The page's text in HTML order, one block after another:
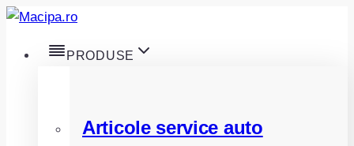
Skip
content
PRODUSE
Articole service auto